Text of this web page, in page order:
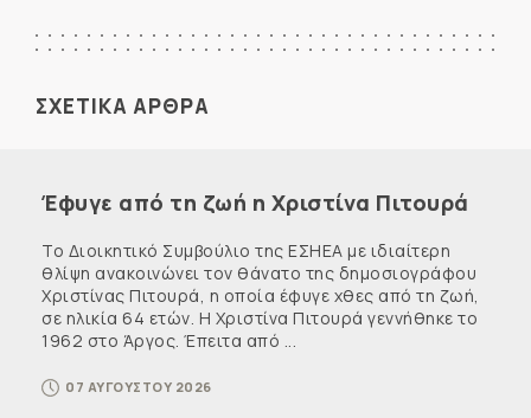
ΣΧΕΤΙΚΑ ΑΡΘΡΑ
Έφυγε από τη ζωή η Χριστίνα Πιτουρά
Το Διοικητικό Συμβούλιο της ΕΣΗΕΑ με ιδιαίτερη
θλίψη ανακοινώνει τον θάνατο της δημοσιογράφου
Χριστίνας Πιτουρά, η οποία έφυγε χθες από τη ζωή,
σε ηλικία 64 ετών. Η Χριστίνα Πιτουρά γεννήθηκε το
1962 στο Άργος. Έπειτα από ...
07 ΑΥΓΟΥΣΤΟΥ 2026